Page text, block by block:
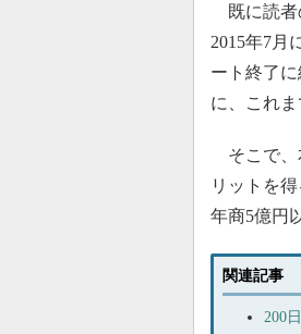
既に読者
2015年7月
ート終了
に、これ
そこで、
リットを
年商5億円
関連記事
200